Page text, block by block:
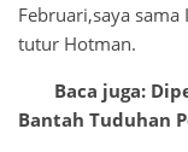
Februari,saya
tutur Hotman.
Baca juga:
Bantah Tuduhan